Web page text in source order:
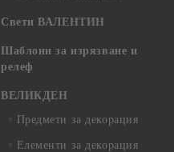
Свети ВАЛЕНТИН
Шаблони за изрязване и
релеф
ВЕЛИКДЕН
Предмети за декорация
Елементи за декорация